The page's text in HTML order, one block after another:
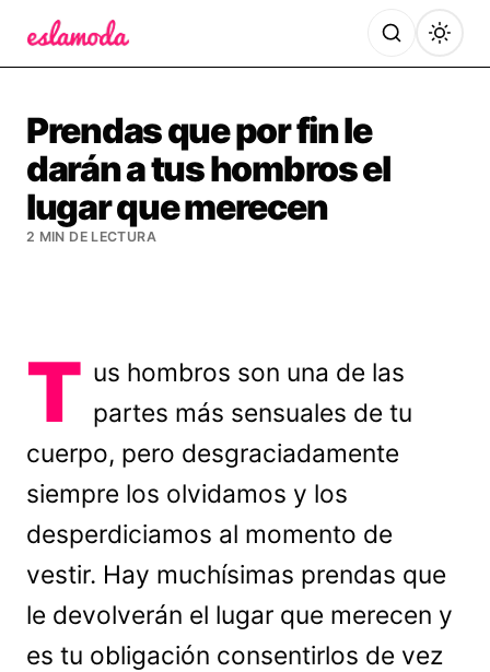
Prendas que por fin le
darán a tus hombros el
lugar que merecen
2 MIN DE LECTURA
T us hombros son una de las
partes más sensuales de tu
cuerpo, pero desgraciadamente
siempre los olvidamos y los
desperdiciamos al momento de
vestir. Hay muchísimas prendas que
le devolverán el lugar que merecen y
es tu obligación consentirlos de vez